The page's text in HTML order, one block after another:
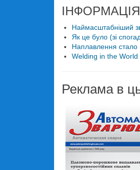
ІНФОРМАЦІЯ
Наймасштабніший
Як це було (зі
Наплавлення стало
Welding in the
Реклама в